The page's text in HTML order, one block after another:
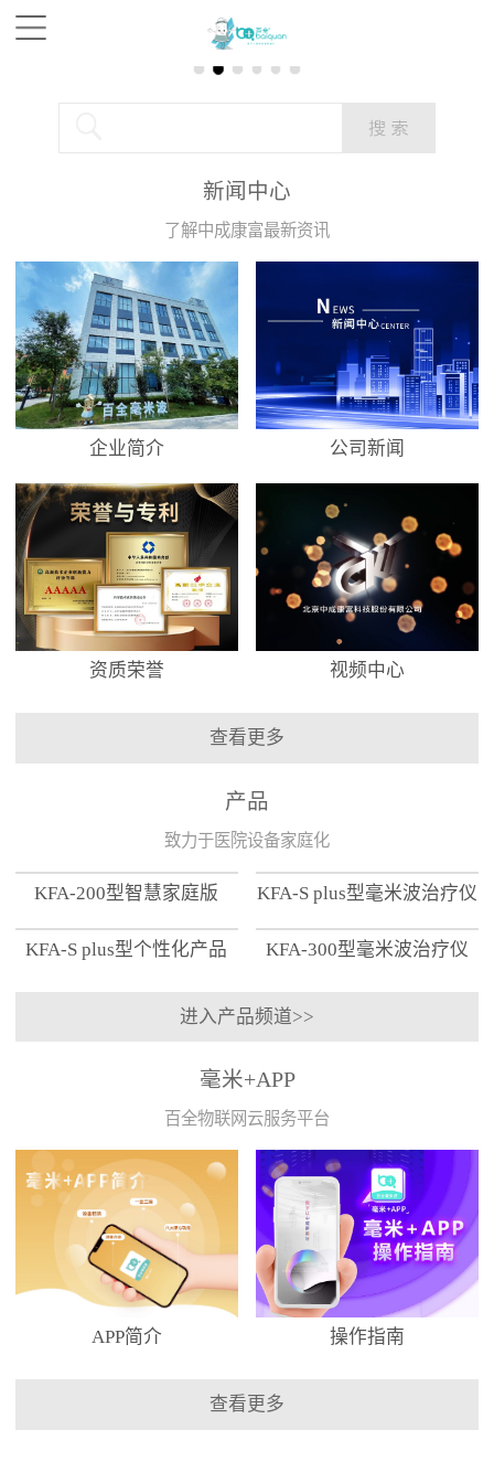
新闻中心
了解中成康富最新资讯
企业简介 公司新闻
资质荣誉 视频中心
查看更多
产品
致力于医院设备家庭化
KFA-200型智慧家庭版 KFA-S plus型毫米波治疗仪
KFA-S plus型个性化产品
KFA-300型毫米波治疗仪
进入产品频道>>
毫米+APP
百全物联网云服务平台
APP简介 操作指南
查看更多